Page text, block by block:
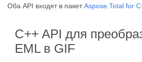
Оба API входят в пакетAspose.Total for
C++ API для
EML в GIF